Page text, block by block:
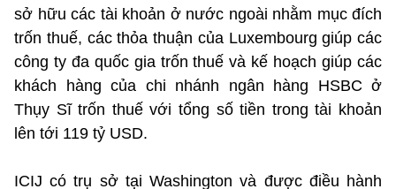
sở hữu các tài khoản ở nước ngoài nhằm mục đích
trốn thuế, các thỏa thuận của Luxembourg giúp các
công ty đa quốc gia trốn thuế và kế hoạch giúp các
khách hàng của chi nhánh ngân hàng HSBC ở
Thụy Sĩ trốn thuế với tổng số tiền trong tài khoản
lên tới 119 tỷ USD.
ICIJ có trụ sở tại Washington và được điều hành